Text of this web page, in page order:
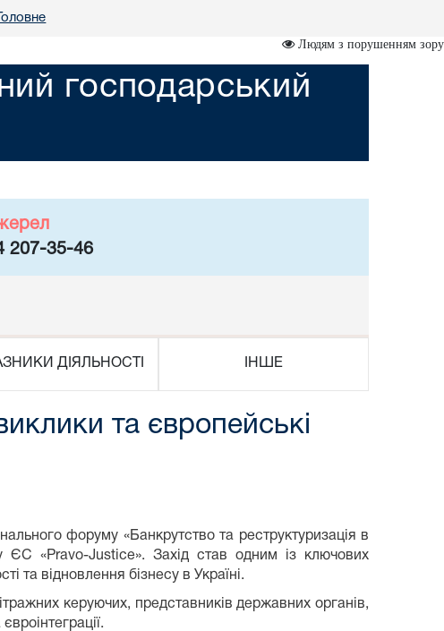
Людям з порушенням зору
господарський
207-35-46
ДІЯЛЬНОСТІ ІНШЕ
та європейські
форуму «Банкрутство та реструктуризація в
ЄС «Pravo-Justice». Захід став одним із ключових
та відновлення бізнесу в Україні.
керуючих, представників державних органів,